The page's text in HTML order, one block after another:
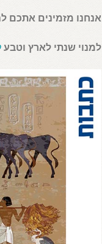
אנחנו מזמינים אתכם
למנוי שנתי לארץ וטבע